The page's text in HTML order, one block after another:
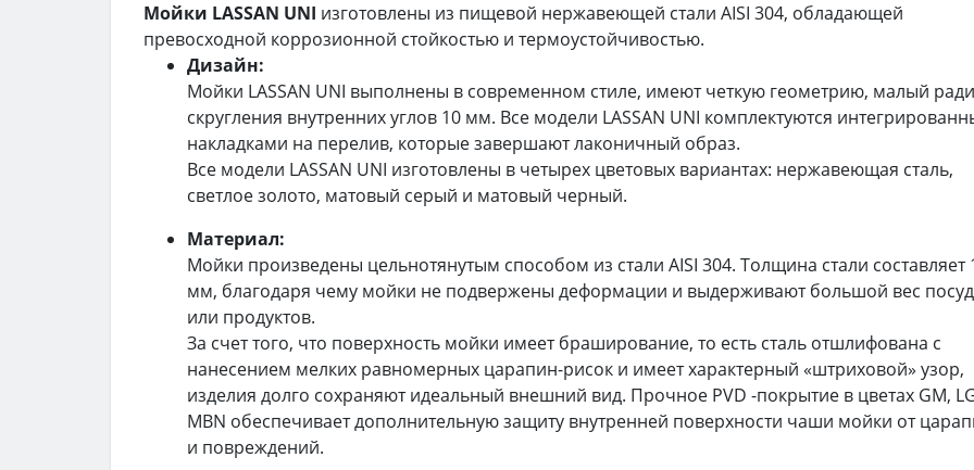
Мойки LASSAN UNI изготовлены из пищевой нержавеющей стали AISI 304, обладающей
превосходной коррозионной стойкостью и термоустойчивостью.
Дизайн:
Мойки LASSAN UNI выполнены в современном стиле, имеют четкую геометрию, малый
скругления внутренних углов 10 мм. Все модели LASSAN UNI комплектуются
накладками на перелив, которые завершают лаконичный образ.
Все модели LASSAN UNI изготовлены в четырех цветовых вариантах: нержавеющая сталь,
светлое золото, матовый серый и матовый черный.
Материал:
Мойки произведены цельнотянутым способом из стали AISI 304. Толщина стали составляет
мм, благодаря чему мойки не подвержены деформации и выдерживают большой вес
или продуктов.
За счет того, что поверхность мойки имеет браширование, то есть сталь отшлифована с
нанесением мелких равномерных царапин-рисок и имеет характерный «штриховой» узор,
изделия долго сохраняют идеальный внешний вид. Прочное PVD -покрытие в цветах GM,
MBN обеспечивает дополнительную защиту внутренней поверхности чаши мойки от
и повреждений.